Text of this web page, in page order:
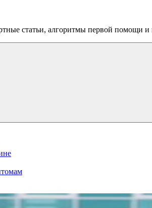
статьи, алгоритмы первой помощи
Меню